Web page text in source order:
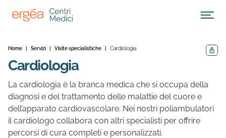
Apri
Home Servizi Visite specialistiche Cardiologia
Cardiologia
La cardiologia è la branca medica che si occupa della
diagnosi e del trattamento delle malattie del cuore e
dell’apparato cardiovascolare. Nei nostri poliambulatori
il cardiologo collabora con altri specialisti per offrire
percorsi di cura completi e personalizzati.